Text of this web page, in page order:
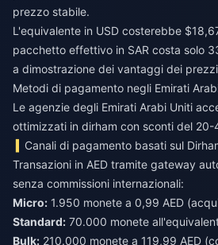
prezzo stabile.
L'equivalente in USD costerebbe
pacchetto effettivo in SAR costa solo
a dimostrazione dei vantaggi dei
Metodi di pagamento negli Emirati
Le agenzie degli Emirati Arabi Uniti
ottimizzati in dirham con sconti del 20-
Canali di pagamento basati sul
Transazioni in AED tramite gateway
senza commissioni internazionali:
Micro: 1.950 monete a 0,99 AED
Standard: 70.000 monete
Bulk: 210.000 monete a 119,99 AED